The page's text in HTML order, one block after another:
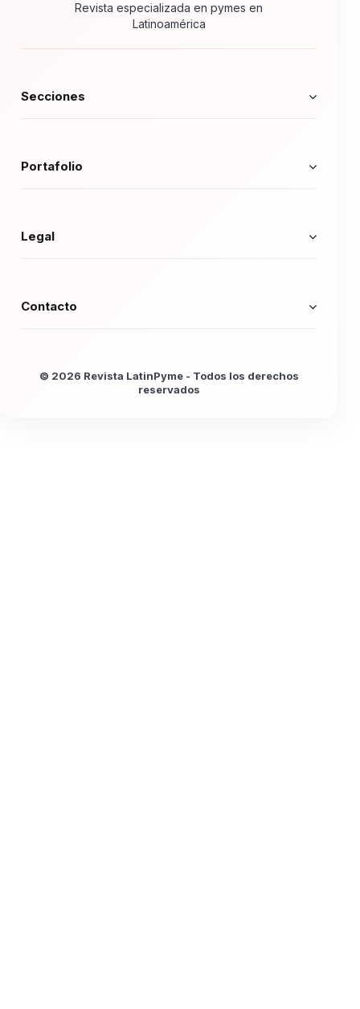
Revista especializada en pymes en
Latinoamérica
Secciones
Portafolio
Legal
Contacto
© 2026 Revista LatinPyme - Todos los derechos
reservados